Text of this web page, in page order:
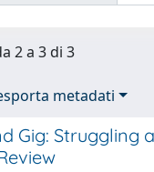
2 a 3 di 3
metadati
Gig: Struggling